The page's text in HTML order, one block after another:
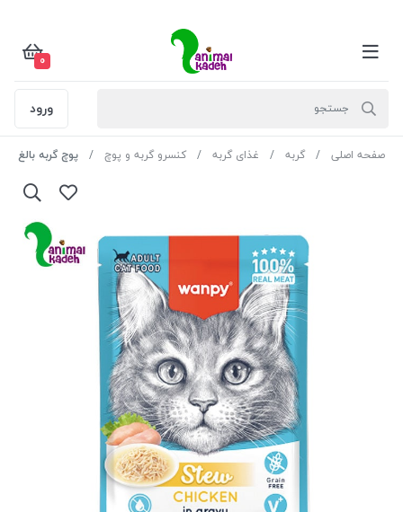
0
ورود
صفحه اصلی گربه غذای گربه کنسرو گربه و پوچ پوچ گربه بالغ